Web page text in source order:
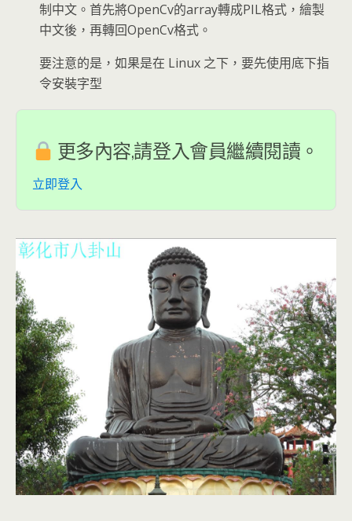
制中文。首先將OpenCv的array轉成PIL格式，繪製
中文後，再轉回OpenCv格式。
要注意的是，如果是在 Linux 之下，要先使用底下指
令安裝字型
更多內容,請登入會員繼續閱讀。
立即登入